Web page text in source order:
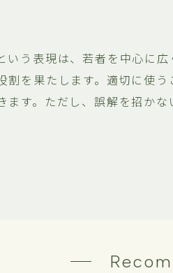
いう表現は、若者を中心に
割を果たします。適切に使
ます。ただし、誤解を招か